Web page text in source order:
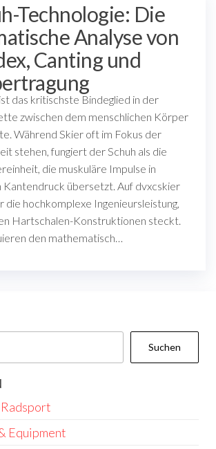
Technologie: Die
Analyse von
Canting und
das kritischste Bindeglied in der
zwischen dem menschlichen Körper
Während Skier oft im Fokus der
stehen, fungiert der Schuh als die
die muskuläre Impulse in
Kantendruck übersetzt. Auf dvxcskier
die hochkomplexe Ingenieursleistung,
Hartschalen-Konstruktionen steckt.
den mathematisch…
Suchen
Equipment